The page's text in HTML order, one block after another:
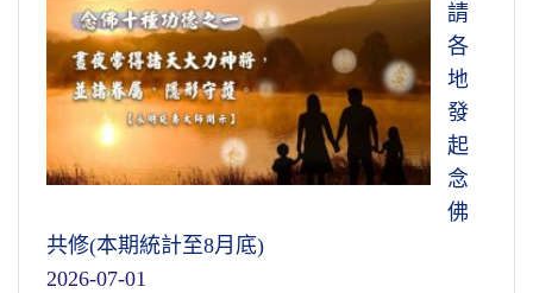
請
各
地
發
起
念
佛
共修(本期統計至8月底)
2026-07-01